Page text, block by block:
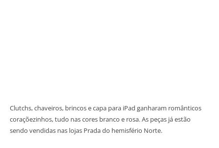
Clutchs, chaveiros, brincos e capa para iPad ganharam românticos
coraçõezinhos, tudo nas cores branco e rosa. As peças já estão
sendo vendidas nas lojas Prada do hemisfério Norte.